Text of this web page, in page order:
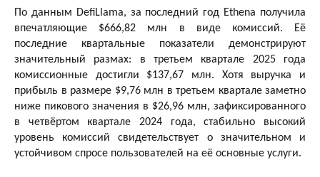
По данным DefiLlama, за последний год Ethena получила
впечатляющие $666,82 млн в виде комиссий. Её
последние квартальные показатели демонстрируют
значительный размах: в третьем квартале 2025 года
комиссионные достигли $137,67 млн. Хотя выручка и
прибыль в размере $9,76 млн в третьем квартале заметно
ниже пикового значения в $26,96 млн, зафиксированного
в четвёртом квартале 2024 года, стабильно высокий
уровень комиссий свидетельствует о значительном и
устойчивом спросе пользователей на её основные услуги.